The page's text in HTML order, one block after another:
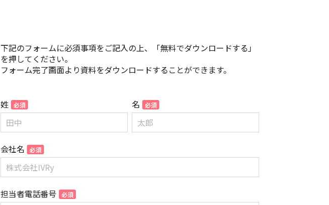
下記のフォームに必須事項をご記入の上、「無料でダウンロードする」
を押してください。
フォーム完了画面より資料をダウンロードすることができます。
姓 名
会社名
担当者電話番号